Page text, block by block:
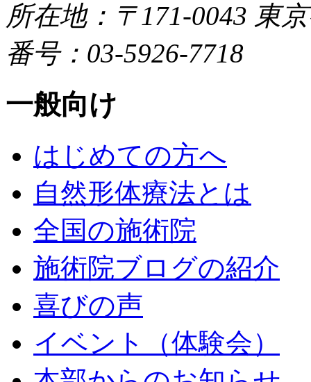
所在地：〒171-0043 東
番号：03-5926-7718
一般向け
はじめての方へ
自然形体療法とは
全国の施術院
施術院ブログの紹介
喜びの声
イベント（体験会）